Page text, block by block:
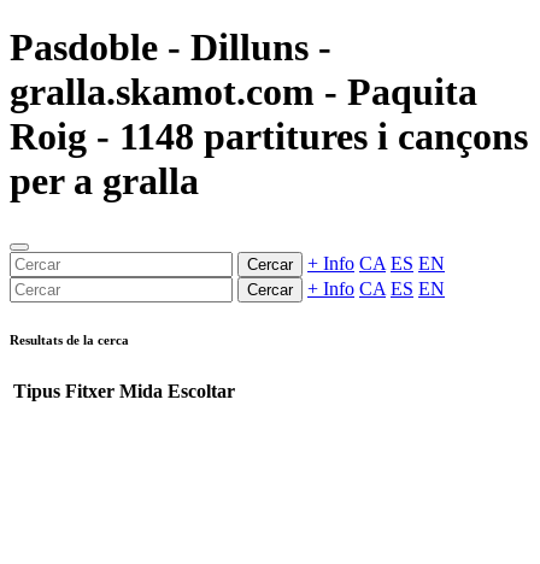
Pasdoble - Dilluns -
gralla.skamot.com - Paquita
Roig - 1148 partitures i cançons
per a gralla
Cercar + Info CA ES EN
Cercar + Info CA ES EN
Resultats de la cerca
Tipus Fitxer Mida Escoltar